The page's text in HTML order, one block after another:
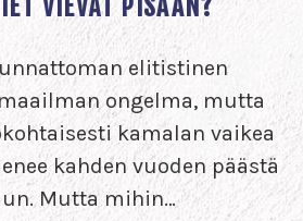
VIEVÄT PISAAN?
elitistinen
ongelma, mutta
kamalan vaikea
kahden vuoden päästä
Mutta mihin…